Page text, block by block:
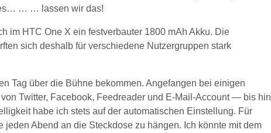
… … lassen wir das!
im HTC One X ein festverbauter 1800 mAh Akku. Die
sich deshalb für verschiedene Nutzergruppen stark
Tag über die Bühne bekommen. Angefangen bei einigen
Twitter, Facebook, Feedreader und E-Mail-Account — bis hin
habe ich stets auf der automatischen Einstellung. Für
Abend an die Steckdose zu hängen. Ich könnte mit dem